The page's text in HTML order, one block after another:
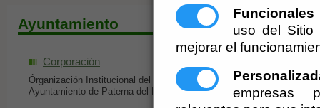
Funcionales
uso del Sitio
mejorar el
empresas
Ayuntamiento
Corporación
Órganización Institucional del
Ayuntamiento de Paterna del Río
Bandera y Escudo
Paterna del Río